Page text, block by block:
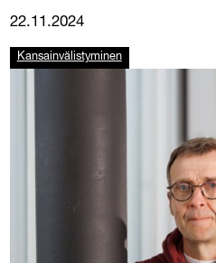
22.11.2024
Kansainvälistyminen